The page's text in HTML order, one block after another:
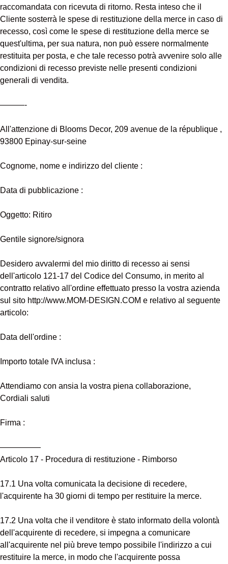
raccomandata con ricevuta di ritorno. Resta inteso che il
Cliente sosterrà le spese di restituzione della merce in caso di
recesso, così come le spese di restituzione della merce se
quest'ultima, per sua natura, non può essere normalmente
restituita per posta, e che tale recesso potrà avvenire solo alle
condizioni di recesso previste nelle presenti condizioni
generali di vendita.
———-
All'attenzione di Blooms Decor, 209 avenue de la république ,
93800 Epinay-sur-seine
Cognome, nome e indirizzo del cliente :
Data di pubblicazione :
Oggetto: Ritiro
Gentile signore/signora
Desidero avvalermi del mio diritto di recesso ai sensi
dell'articolo 121-17 del Codice del Consumo, in merito al
contratto relativo all'ordine effettuato presso la vostra azienda
sul sito http://www.MOM-DESIGN.COM e relativo al seguente
articolo:
Data dell'ordine :
Importo totale IVA inclusa :
Attendiamo con ansia la vostra piena collaborazione,
Cordiali saluti
Firma :
—————
Articolo 17 - Procedura di restituzione - Rimborso
17.1 Una volta comunicata la decisione di recedere,
l'acquirente ha 30 giorni di tempo per restituire la merce.
17.2 Una volta che il venditore è stato informato della volontà
dell'acquirente di recedere, si impegna a comunicare
all'acquirente nel più breve tempo possibile l'indirizzo a cui
restituire la merce, in modo che l'acquirente possa